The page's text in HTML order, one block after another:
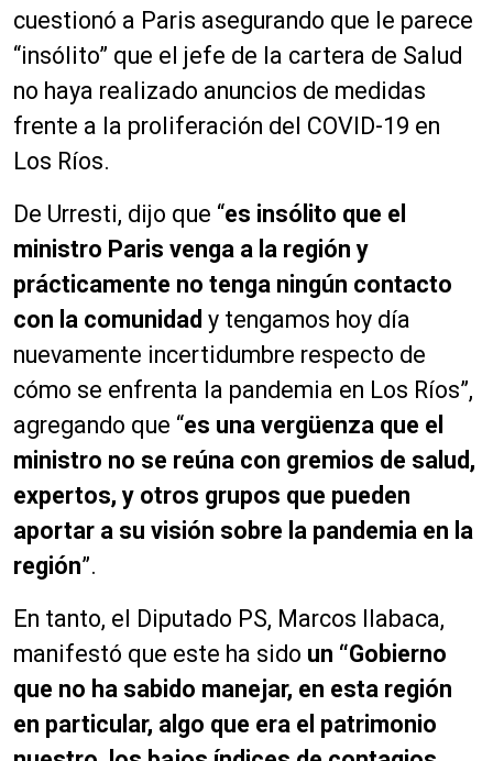
cuestionó a Paris asegurando que le parece
“insólito” que el jefe de la cartera de Salud
no haya realizado anuncios de medidas
frente a la proliferación del COVID-19 en
Los Ríos.
De Urresti, dijo que “es insólito que el
ministro Paris venga a la región y
prácticamente no tenga ningún contacto
con la comunidad y tengamos hoy día
nuevamente incertidumbre respecto de
cómo se enfrenta la pandemia en Los Ríos”,
agregando que “es una vergüenza que el
ministro no se reúna con gremios de salud,
expertos, y otros grupos que pueden
aportar a su visión sobre la pandemia en la
región”.
En tanto, el Diputado PS, Marcos Ilabaca,
manifestó que este ha sido un “Gobierno
que no ha sabido manejar, en esta región
en particular, algo que era el patrimonio